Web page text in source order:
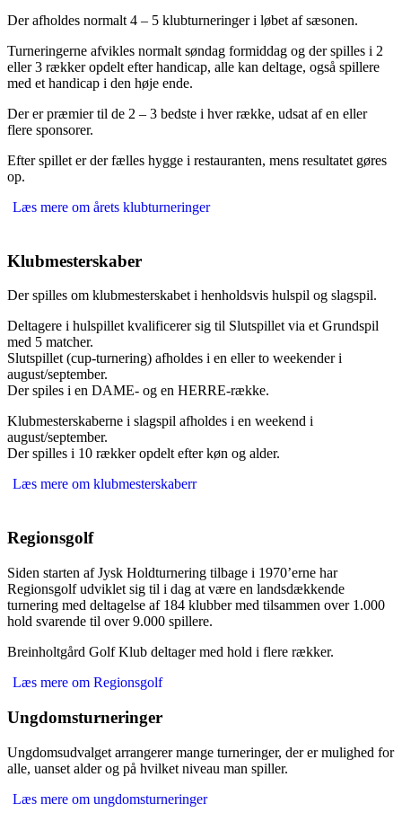
Der afholdes normalt 4 – 5 klubturneringer i løbet af sæsonen.
Turneringerne afvikles normalt søndag formiddag og der spilles i 2
eller 3 rækker opdelt efter handicap, alle kan deltage, også spillere
med et handicap i den høje ende.
Der er præmier til de 2 – 3 bedste i hver række, udsat af en eller
flere sponsorer.
Efter spillet er der fælles hygge i restauranten, mens resultatet gøres
op.
Læs mere om årets klubturneringer
Klubmesterskaber
Der spilles om klubmesterskabet i henholdsvis hulspil og slagspil.
Deltagere i hulspillet kvalificerer sig til Slutspillet via et Grundspil
med 5 matcher.
Slutspillet (cup-turnering) afholdes i en eller to weekender i
august/september.
Der spiles i en DAME- og en HERRE-række.
Klubmesterskaberne i slagspil afholdes i en weekend i
august/september.
Der spilles i 10 rækker opdelt efter køn og alder.
Læs mere om klubmesterskaberr
Regionsgolf
Siden starten af Jysk Holdturnering tilbage i 1970’erne har
Regionsgolf udviklet sig til i dag at være en landsdækkende
turnering med deltagelse af 184 klubber med tilsammen over 1.000
hold svarende til over 9.000 spillere.
Breinholtgård Golf Klub deltager med hold i flere rækker.
Læs mere om Regionsgolf
Ungdomsturneringer
Ungdomsudvalget arrangerer mange turneringer, der er mulighed for
alle, uanset alder og på hvilket niveau man spiller.
Læs mere om ungdomsturneringer